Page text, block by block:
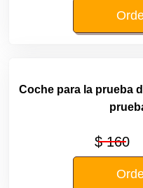
Coche para la prueba
$ 160